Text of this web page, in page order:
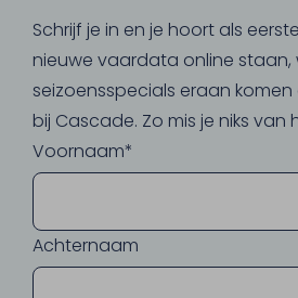
Schrijf je in en je hoort als
nieuwe vaardata online staan,
seizoensspecials eraan
bij Cascade. Zo mis je niks van
Voornaam*
Achternaam